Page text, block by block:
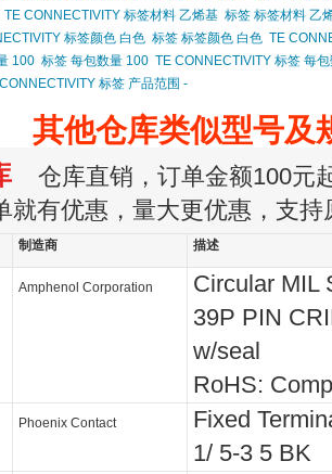
TE CONNECTIVITY 标签材料 乙烯基 标签 标签材料 乙
标签颜色 白色 标签 标签颜色 白色 TE
100 标签 每包数量 100 TE CONNECTIVITY 标签 每
标签 产品范围 -
其他仓库类似型号及
仓库直销，订单金额100元
就有优惠，量大更优惠，支持
制造商 描述
Amphenol Corporation
Circular MIL
39P PIN
w/seal
RoHS:
Phoenix Contact
Fixed
1/ 5-3 5 BK